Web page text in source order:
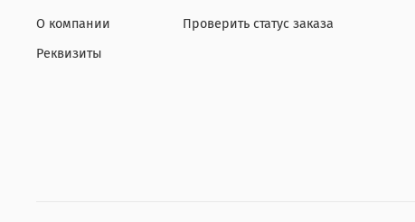
О компании
Реквизиты
Проверить статус заказа